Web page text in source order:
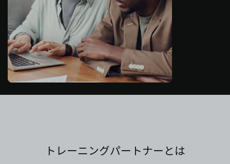
ログイン
無償トライアル
お問い合わせ
トレーニングパートナーとは